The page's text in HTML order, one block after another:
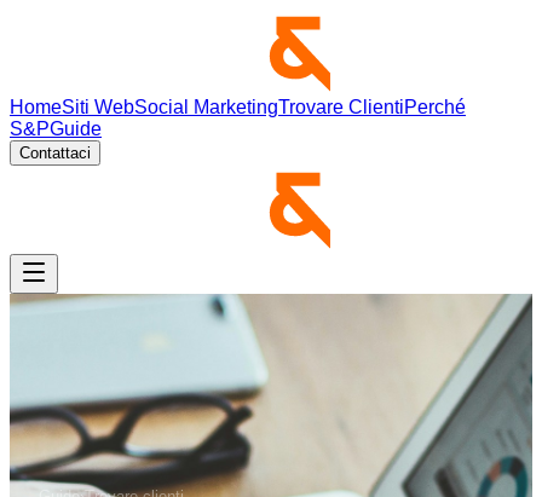
HomeSiti WebSocial MarketingTrovare ClientiPerché
S&PGuide
Contattaci